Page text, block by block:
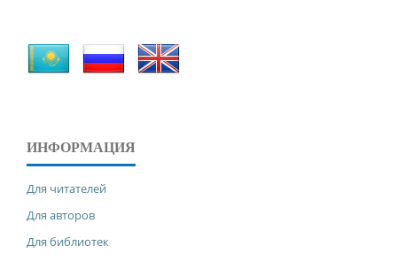
ИНФОРМАЦИЯ
Для читателей
Для авторов
Для библиотек